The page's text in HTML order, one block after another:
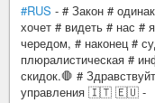
#RUS - # Закон #
хочет # видеть # нас #
чередом, # наконец #
плюралистическая #
скидок.🛑 #
управления 🇮🇹 🇪🇺 -